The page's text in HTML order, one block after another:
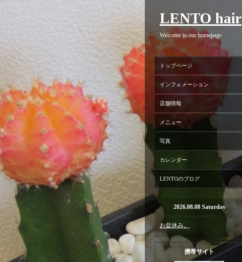
LENTO hair
Welcome to our homepage
トップページ
インフォメーション
店舗情報
メニュー
写真
カレンダー
LENTOのブログ
2026.08.08 Saturday
お盆休み。
携帯サイト